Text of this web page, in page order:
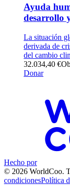
Ayuda
desarrollo
La situación
derivada de
del cambio
32.034,40 €
Donar
Hecho por
© 2026 WorldCoo.
condicionesPolítica